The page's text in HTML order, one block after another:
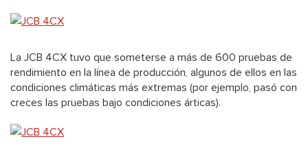
La JCB 4CX tuvo que someterse a más de 600 pruebas de
rendimiento en la línea de producción, algunos de ellos en las
condiciones climáticas más extremas (por ejemplo, pasó con
creces las pruebas bajo condiciones árticas).